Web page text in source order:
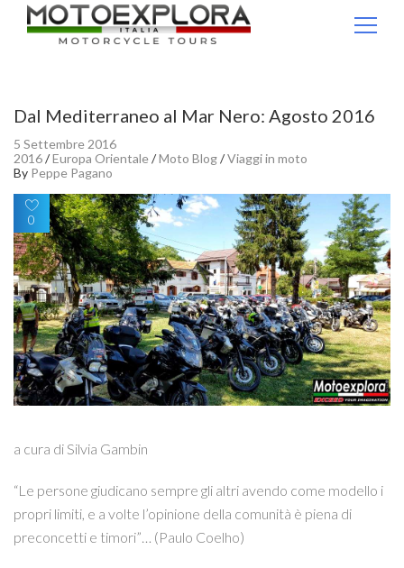
Dal Mediterraneo al Mar Nero: Agosto 2016
5 Settembre 2016
2016/Europa Orientale/Moto Blog/Viaggi in moto
By Peppe Pagano
0
a cura di Silvia Gambin
“Le persone giudicano sempre gli altri avendo come modello i
propri limiti, e a volte l’opinione della comunità è piena di
preconcetti e timori”… (Paulo Coelho)